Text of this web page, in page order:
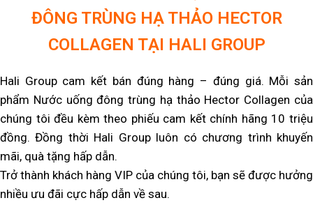
ĐÔNG TRÙNG HẠ THẢO HECTOR
COLLAGEN TẠI HALI GROUP
Hali Group cam kết bán đúng hàng – đúng giá. Mỗi sản
phẩm Nước uống đông trùng hạ thảo Hector Collagen của
chúng tôi đều kèm theo phiếu cam kết chính hãng 10 triệu
đồng. Đồng thời Hali Group luôn có chương trình khuyến
mãi, quà tặng hấp dẫn.
Trở thành khách hàng VIP của chúng tôi, bạn sẽ được hưởng
nhiều ưu đãi cực hấp dẫn về sau.